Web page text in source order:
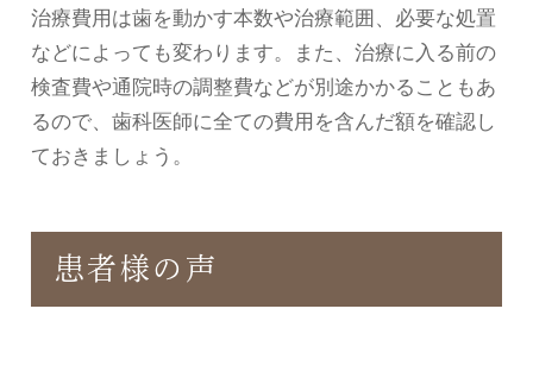
治療費用は歯を動かす本数や治療範囲、必要な処置
などによっても変わります。また、治療に入る前の
検査費や通院時の調整費などが別途かかることもあ
るので、歯科医師に全ての費用を含んだ額を確認し
ておきましょう。
患者様の声